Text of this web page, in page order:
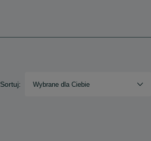
Sortuj: Wybrane dla Ciebie